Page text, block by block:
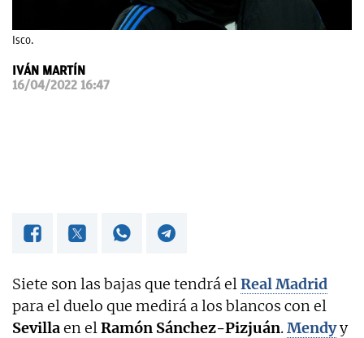
Isco.
IVÁN MARTÍN
16/04/2022 16:47
Siete son las bajas que tendrá elReal Madrid
para el duelo que medirá a los blancos con el
Sevillaen elRamón Sánchez-Pizjuán.Mendyy